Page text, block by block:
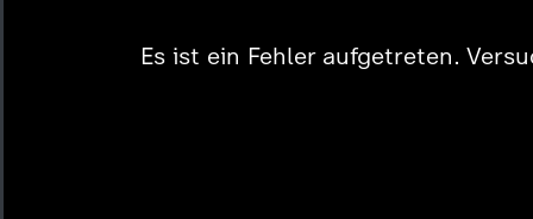
Es ist ein Fehler aufgetreten.